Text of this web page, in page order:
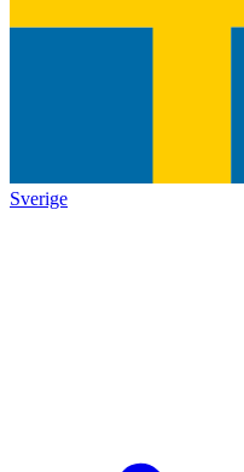
Sverige